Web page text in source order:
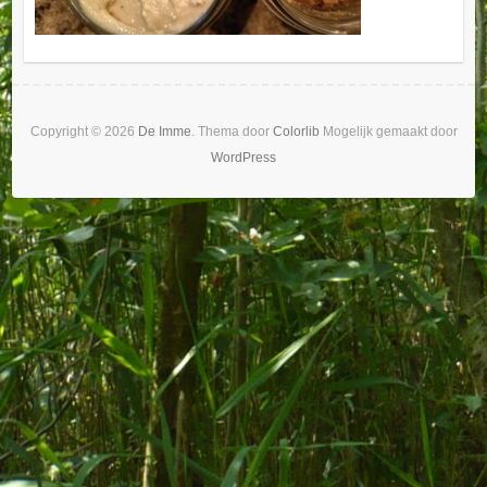
Copyright © 2026 De Imme. Thema door Colorlib Mogelijk gemaakt door
WordPress